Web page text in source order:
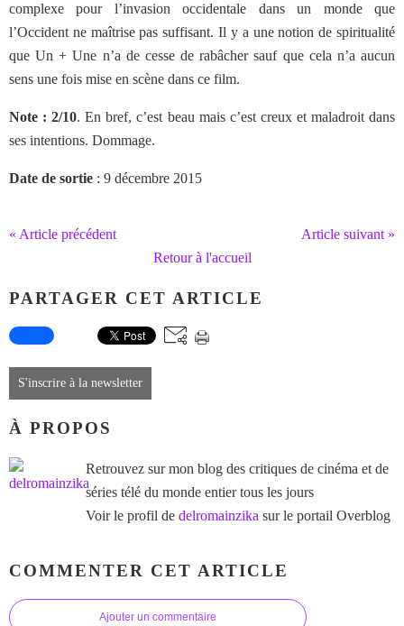
complexe pour l’invasion occidentale dans un monde que
l’Occident ne maîtrise pas suffisant. Il y a une notion de spiritualité
que Un + Une n’a de cesse de rabâcher sauf que cela n’a aucun
sens une fois mise en scène dans ce film.
Note : 2/10. En bref, c’est beau mais c’est creux et maladroit dans
ses intentions. Dommage.
Date de sortie : 9 décembre 2015
« Article précédent
Article suivant »
Retour à l'accueil
PARTAGER CET ARTICLE
S'inscrire à la newsletter
À PROPOS
Retrouvez sur mon blog des critiques de cinéma et de
séries télé du monde entier tous les jours
Voir le profil de delromainzika sur le portail Overblog
COMMENTER CET ARTICLE
Ajouter un commentaire